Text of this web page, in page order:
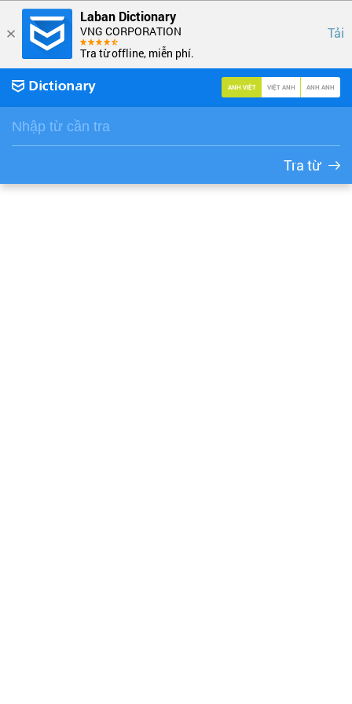
Laban Dictionary
VNG CORPORATION
Tra từ offline, miễn phí.
Tải
ANH VIỆT VIỆT ANH ANH ANH
Tra từ